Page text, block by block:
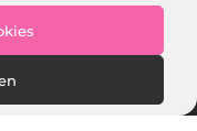
(EU)
Right Reserved.